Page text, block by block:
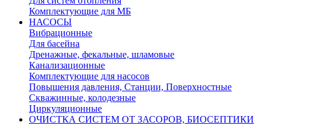
Комплектующие для МБ
НАСОСЫ
Вибрационные
Для басейна
Дренажные, фекальные, шламовые
Канализационные
Комплектующие для насосов
Повышения давления, Станции, Поверхностные
Скважинные, колодезные
Циркуляционные
ОЧИСТКА СИСТЕМ ОТ ЗАСОРОВ, БИОСЕПТИКИ